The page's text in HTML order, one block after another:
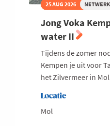
25 AUG 2026
Jong Voka
water II
Tijdens de zomer
Kempen je uit voor
het Zilvermeer in
Locatie
Mol